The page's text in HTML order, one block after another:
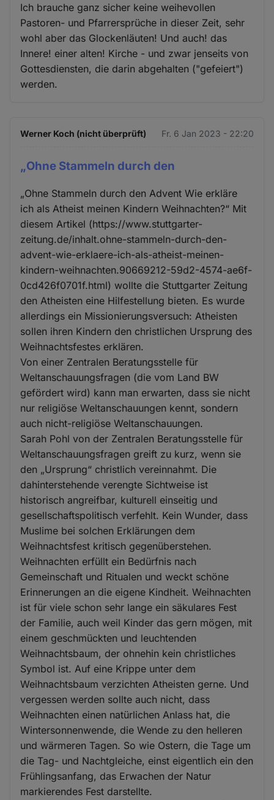
Ich brauche ganz sicher keine weihevollen
Pastoren- und Pfarrersprüche in dieser Zeit, sehr
wohl aber das Glockenläuten! Und auch! das
Innere! einer alten! Kirche - und zwar jenseits von
Gottesdiensten, die darin abgehalten ("gefeiert")
werden.
Werner Koch (nicht überprüft) Fr. 6 Jan 2023 - 22:20
„Ohne Stammeln durch den
„Ohne Stammeln durch den Advent Wie erkläre
ich als Atheist meinen Kindern Weihnachten?“ Mit
diesem Artikel (https://www.stuttgarter-
zeitung.de/inhalt.ohne-stammeln-durch-den-
advent-wie-erklaere-ich-als-atheist-meinen-
kindern-weihnachten.90669212-59d2-4574-ae6f-
0cd426f0701f.html) wollte die Stuttgarter Zeitung
den Atheisten eine Hilfestellung bieten. Es wurde
allerdings ein Missionierungsversuch: Atheisten
sollen ihren Kindern den christlichen Ursprung des
Weihnachtsfestes erklären.
Von einer Zentralen Beratungsstelle für
Weltanschauungsfragen (die vom Land BW
gefördert wird) kann man erwarten, dass sie nicht
nur religiöse Weltanschauungen kennt, sondern
auch nicht-religiöse Weltanschauungen.
Sarah Pohl von der Zentralen Beratungsstelle für
Weltanschauungsfragen greift zu kurz, wenn sie
den „Ursprung“ christlich vereinnahmt. Die
dahinterstehende verengte Sichtweise ist
historisch angreifbar, kulturell einseitig und
gesellschaftspolitisch verfehlt. Kein Wunder, dass
Muslime bei solchen Erklärungen dem
Weihnachtsfest kritisch gegenüberstehen.
Weihnachten erfüllt ein Bedürfnis nach
Gemeinschaft und Ritualen und weckt schöne
Erinnerungen an die eigene Kindheit. Weihnachten
ist für viele schon sehr lange ein säkulares Fest
der Familie, auch weil Kinder das gern mögen, mit
einem geschmückten und leuchtenden
Weihnachtsbaum, der ohnehin kein christliches
Symbol ist. Auf eine Krippe unter dem
Weihnachtsbaum verzichten Atheisten gerne. Und
vergessen werden sollte auch nicht, dass
Weihnachten einen natürlichen Anlass hat, die
Wintersonnenwende, die Wende zu den helleren
und wärmeren Tagen. So wie Ostern, die Tage um
die Tag- und Nachtgleiche, einst eigentlich ein den
Frühlingsanfang, das Erwachen der Natur
markierendes Fest darstellte.